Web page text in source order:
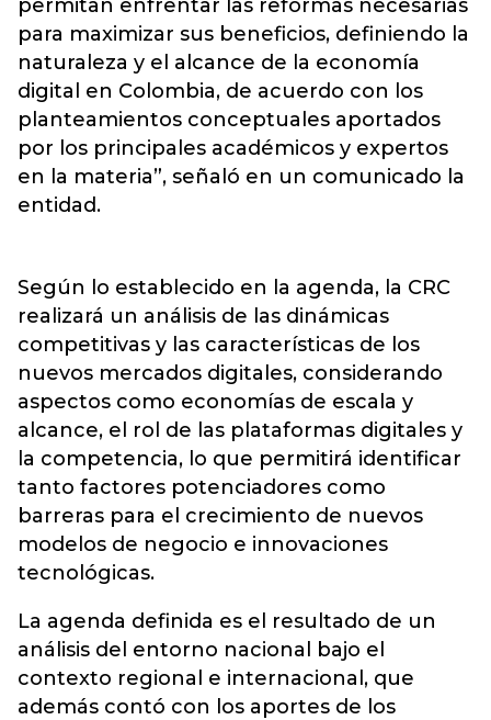
permitan enfrentar las reformas necesarias
para maximizar sus beneficios, definiendo la
naturaleza y el alcance de la economía
digital en Colombia, de acuerdo con los
planteamientos conceptuales aportados
por los principales académicos y expertos
en la materia”, señaló en un comunicado la
entidad.
Según lo establecido en la agenda, la CRC
realizará un análisis de las dinámicas
competitivas y las características de los
nuevos mercados digitales, considerando
aspectos como economías de escala y
alcance, el rol de las plataformas digitales y
la competencia, lo que permitirá identificar
tanto factores potenciadores como
barreras para el crecimiento de nuevos
modelos de negocio e innovaciones
tecnológicas.
La agenda definida es el resultado de un
análisis del entorno nacional bajo el
contexto regional e internacional, que
además contó con los aportes de los